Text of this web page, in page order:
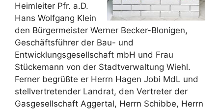
Heimleiter Pfr. a.D.
Hans Wolfgang Klein
den Bürgermeister Werner Becker-Blonigen,
Geschäftsführer der Bau- und
Entwicklungsgesellschaft mbH und Frau
Stückemann von der Stadtverwaltung Wiehl.
Ferner begrüßte er Herrn Hagen Jobi MdL und
stellvertretender Landrat, den Vertreter der
Gasgesellschaft Aggertal, Herrn Schibbe, Herrn